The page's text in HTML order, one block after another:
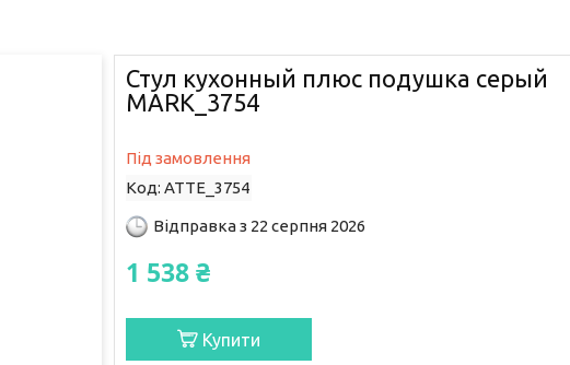
Стул кухонный плюс подушка серый
MARK_3754
Під замовлення
Код: ATTE_3754
Відправка з 22 серпня 2026
1 538 ₴
Купити